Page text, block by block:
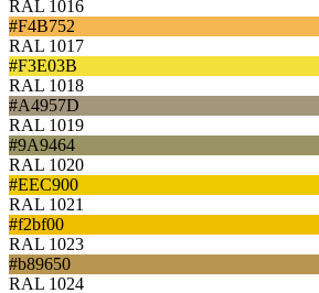
RAL 1016
#F4B752
RAL 1017
#F3E03B
RAL 1018
#A4957D
RAL 1019
#9A9464
RAL 1020
#EEC900
RAL 1021
#f2bf00
RAL 1023
#b89650
RAL 1024